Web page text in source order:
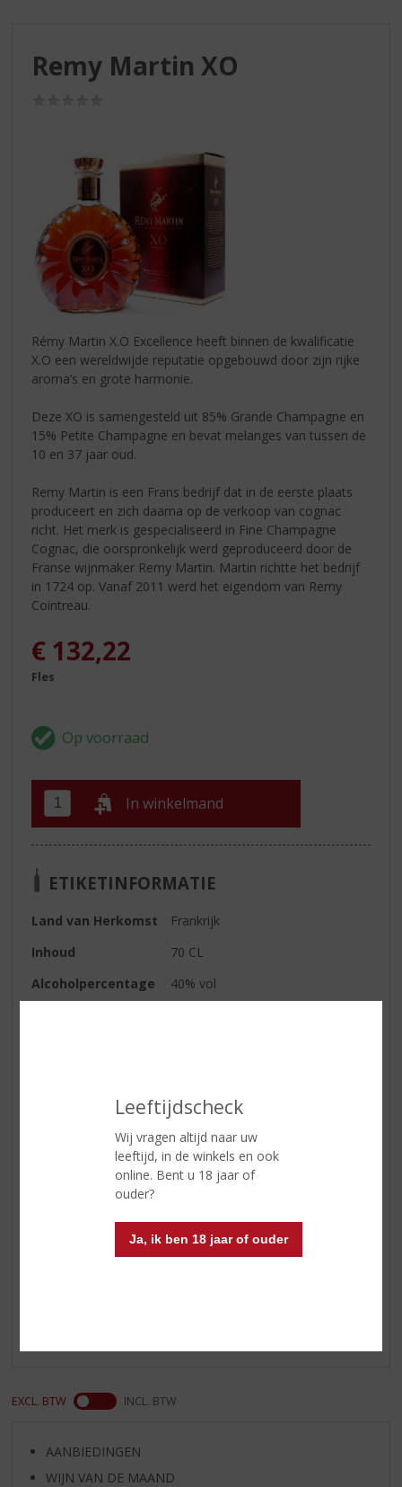
Leeftijdscheck
Wij vragen altijd naar uw
leeftijd, in de winkels en ook
online. Bent u 18 jaar of
ouder?
Ja, ik ben 18 jaar of ouder
Remy Martin XO
Rémy Martin X.O Excellence heeft binnen de kwalificatie
X.O een wereldwijde reputatie opgebouwd door zijn rijke
aroma’s en grote harmonie.
Deze XO is samengesteld uit 85% Grande Champagne en
15% Petite Champagne en bevat melanges van tussen de
10 en 37 jaar oud.
Remy Martin is een Frans bedrijf dat in de eerste plaats
produceert en zich daarna op de verkoop van cognac
richt. Het merk is gespecialiseerd in Fine Champagne
Cognac, die oorspronkelijk werd geproduceerd door de
Franse wijnmaker Remy Martin. Martin richtte het bedrijf
in 1724 op. Vanaf 2011 werd het eigendom van Remy
Cointreau.
€ 132,22
Fles
In winkelmand
ETIKETINFORMATIE
Land van Herkomst
Frankrijk
Inhoud
70 CL
Alcoholpercentage
40% vol
Eerste indruk: zacht in de mond,
een hint van kruiden, fruit en
bloemen.
Reviews
EXCL. BTW INCL. BTW
AANBIEDINGEN
WIJN VAN DE MAAND